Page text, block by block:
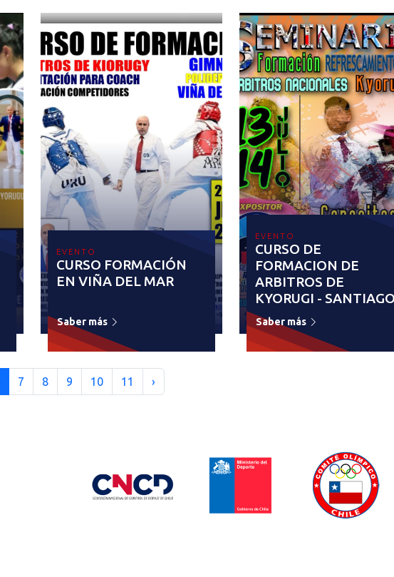
EVENTO
CURSO FORMACIÓN
EN VIÑA DEL MAR
Saber más
EVENTO
CURSO DE
FORMACION DE
ARBITROS DE
KYORUGI - SANTIAGO
Saber más
7 8 9 10 11 ›